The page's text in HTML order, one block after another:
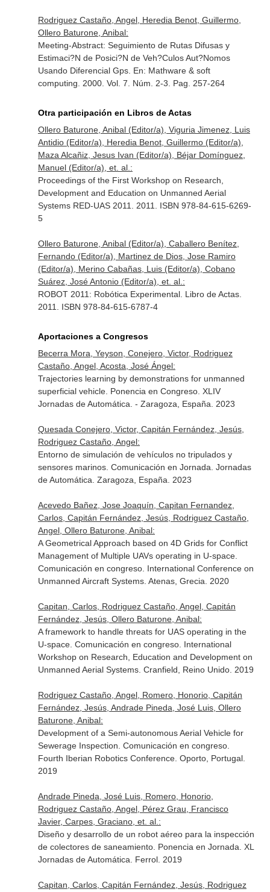
Rodriguez Castaño, Angel, Heredia Benot, Guillermo,
Ollero Baturone, Anibal:
Meeting-Abstract: Seguimiento de Rutas Difusas y
Estimaci?N de Posici?N de Veh?Culos Aut?Nomos
Usando Diferencial Gps. En: Mathware & soft
computing . 2000. Vol. 7. Núm. 2-3. Pag. 257-264
Otra participación en Libros de Actas
Ollero Baturone, Anibal (Editor/a), Viguria Jimenez, Luis
Antidio (Editor/a), Heredia Benot, Guillermo (Editor/a),
Maza Alcañiz, Jesus Ivan (Editor/a), Béjar Domínguez,
Manuel (Editor/a), et. al.:
Proceedings of the First Workshop on Research,
Development and Education on Unmanned Aerial
Systems RED-UAS 2011. 2011. ISBN 978-84-615-6269-
5
Ollero Baturone, Anibal (Editor/a), Caballero Benítez,
Fernando (Editor/a), Martinez de Dios, Jose Ramiro
(Editor/a), Merino Cabañas, Luis (Editor/a), Cobano
Suárez, José Antonio (Editor/a), et. al.:
ROBOT 2011: Robótica Experimental. Libro de Actas.
2011. ISBN 978-84-615-6787-4
Aportaciones a Congresos
Becerra Mora, Yeyson, Conejero, Victor, Rodriguez
Castaño, Angel, Acosta, José Ángel:
Trajectories learning by demonstrations for unmanned
superficial vehicle. Ponencia en Congreso. XLIV
Jornadas de Automática. - Zaragoza, España. 2023
Quesada Conejero, Victor, Capitán Fernández, Jesús,
Rodriguez Castaño, Angel:
Entorno de simulación de vehículos no tripulados y
sensores marinos. Comunicación en Jornada. Jornadas
de Automática. Zaragoza, España. 2023
Acevedo Bañez, Jose Joaquín, Capitan Fernandez,
Carlos, Capitán Fernández, Jesús, Rodriguez Castaño,
Angel, Ollero Baturone, Anibal:
A Geometrical Approach based on 4D Grids for Conflict
Management of Multiple UAVs operating in U-space.
Comunicación en congreso. International Conference on
Unmanned Aircraft Systems. Atenas, Grecia. 2020
Capitan, Carlos, Rodriguez Castaño, Angel, Capitán
Fernández, Jesús, Ollero Baturone, Anibal:
A framework to handle threats for UAS operating in the
U-space. Comunicación en congreso. International
Workshop on Research, Education and Development on
Unmanned Aerial Systems. Cranfield, Reino Unido. 2019
Rodriguez Castaño, Angel, Romero, Honorio, Capitán
Fernández, Jesús, Andrade Pineda, José Luis, Ollero
Baturone, Anibal:
Development of a Semi-autonomous Aerial Vehicle for
Sewerage Inspection. Comunicación en congreso.
Fourth Iberian Robotics Conference. Oporto, Portugal.
2019
Andrade Pineda, José Luis, Romero, Honorio,
Rodriguez Castaño, Angel, Pérez Grau, Francisco
Javier, Carpes, Graciano, et. al.:
Diseño y desarrollo de un robot aéreo para la inspección
de colectores de saneamiento. Ponencia en Jornada. XL
Jornadas de Automática. Ferrol. 2019
Capitan, Carlos, Capitán Fernández, Jesús, Rodriguez